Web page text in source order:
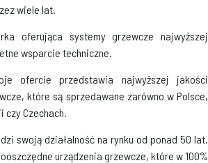
wiele lat.
oferująca systemy grzewcze najwyższej
wsparcie techniczne.
ofercie przedstawia najwyższej jakości
które są sprzedawane zarówno w Polsce,
czy Czechach.
swoją działalność na rynku od ponad 50 lat.
urządzenia grzewcze, które w 100%